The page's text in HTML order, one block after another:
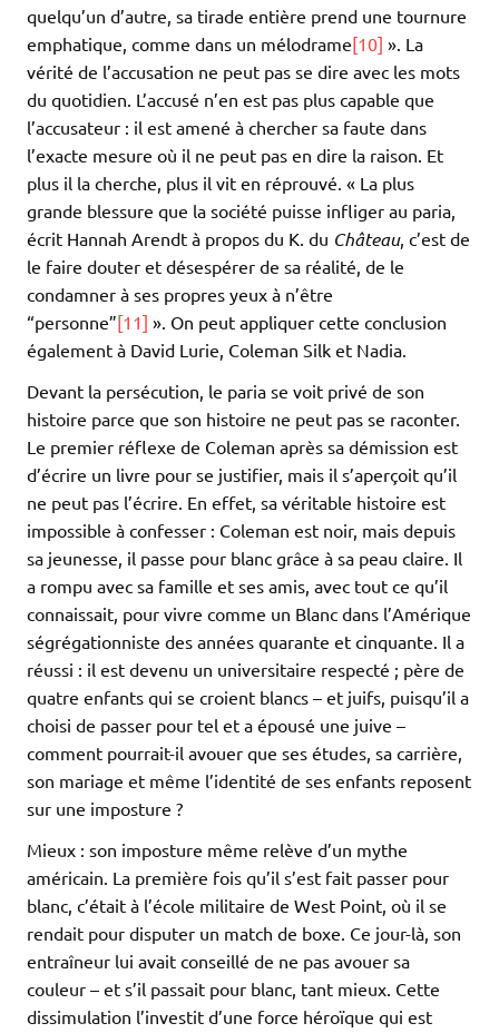
quelqu’un d’autre, sa tirade entière prend une tournure
emphatique, comme dans un mélodrame[10] ». La
vérité de l’accusation ne peut pas se dire avec les mots
du quotidien. L’accusé n’en est pas plus capable que
l’accusateur : il est amené à chercher sa faute dans
l’exacte mesure où il ne peut pas en dire la raison. Et
plus il la cherche, plus il vit en réprouvé. « La plus
grande blessure que la société puisse infliger au paria,
écrit Hannah Arendt à propos du K. du Château, c’est de
le faire douter et désespérer de sa réalité, de le
condamner à ses propres yeux à n’être
“personne”[11] ». On peut appliquer cette conclusion
également à David Lurie, Coleman Silk et Nadia.
Devant la persécution, le paria se voit privé de son
histoire parce que son histoire ne peut pas se raconter.
Le premier réflexe de Coleman après sa démission est
d’écrire un livre pour se justifier, mais il s’aperçoit qu’il
ne peut pas l’écrire. En effet, sa véritable histoire est
impossible à confesser : Coleman est noir, mais depuis
sa jeunesse, il passe pour blanc grâce à sa peau claire. Il
a rompu avec sa famille et ses amis, avec tout ce qu’il
connaissait, pour vivre comme un Blanc dans l’Amérique
ségrégationniste des années quarante et cinquante. Il a
réussi : il est devenu un universitaire respecté ; père de
quatre enfants qui se croient blancs – et juifs, puisqu’il a
choisi de passer pour tel et a épousé une juive –
comment pourrait-il avouer que ses études, sa carrière,
son mariage et même l’identité de ses enfants reposent
sur une imposture ?
Mieux : son imposture même relève d’un mythe
américain. La première fois qu’il s’est fait passer pour
blanc, c’était à l’école militaire de West Point, où il se
rendait pour disputer un match de boxe. Ce jour-là, son
entraîneur lui avait conseillé de ne pas avouer sa
couleur – et s’il passait pour blanc, tant mieux. Cette
dissimulation l’investit d’une force héroïque qui est